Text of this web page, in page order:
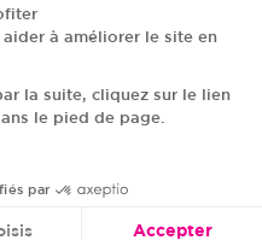
à améliorer le site en
la suite, cliquez sur le lien
le pied de page.
par
Accepter
LOIRE
ALPES-
TOUS DROITS RÉSERVÉS